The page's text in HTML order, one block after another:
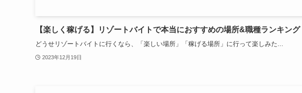
【楽しく稼げる】リゾートバイトで本当におすすめの場所&職種ランキング
どうせリゾートバイトに行くなら、「楽しい場所」「稼げる場所」に行って楽しみた...
2023年12月19日